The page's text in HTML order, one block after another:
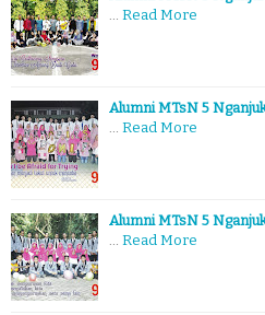
… Read More
Alumni MTsN 5
… Read More
Alumni MTsN 5
… Read More